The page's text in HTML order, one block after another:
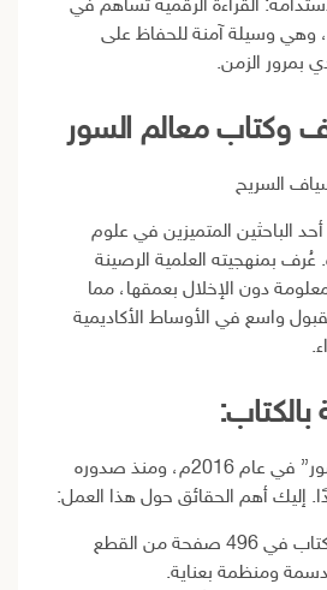
القراءة الرقمية تساهم في
وهي وسيلة آمنة للحفاظ على
بمرور الزمن.
وكتاب معالم السور
السريح
الباحثين المتميزين في علوم
عُرف بمنهجيته العلمية الرصينة
دون الإخلال بعمقها، مما
واسع في الأوساط الأكاديمية
بالكتاب:
صدر كتاب “معالم السور” في عام 2016م، ومنذ صدوره
إليك أهم الحقائق حول هذا العمل:
عدد الصفحات: يقع الكتاب في 496 صفحة من القطع
ومنظمة بعناية.